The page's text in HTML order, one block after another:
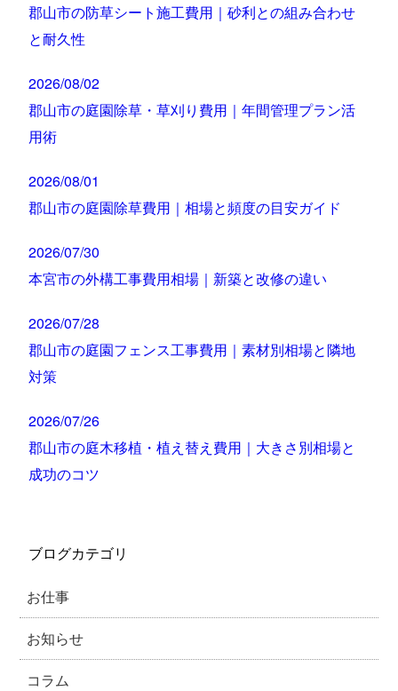
郡山市の防草シート施工費用｜砂利との組み合わせ
と耐久性
2026/08/02
郡山市の庭園除草・草刈り費用｜年間管理プラン活
用術
2026/08/01
郡山市の庭園除草費用｜相場と頻度の目安ガイド
2026/07/30
本宮市の外構工事費用相場｜新築と改修の違い
2026/07/28
郡山市の庭園フェンス工事費用｜素材別相場と隣地
対策
2026/07/26
郡山市の庭木移植・植え替え費用｜大きさ別相場と
成功のコツ
ブログカテゴリ
お仕事
お知らせ
コラム